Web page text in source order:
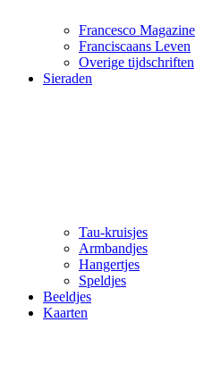
Francesco Magazine
Franciscaans Leven
Overige tijdschriften
Sieraden
Tau-kruisjes
Armbandjes
Hangertjes
Speldjes
Beeldjes
Kaarten